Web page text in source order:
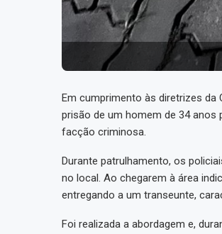
Em cumprimento às diretrizes da
prisão de um homem de 34 anos
facção criminosa.
Durante patrulhamento, os
no local. Ao chegarem à área
entregando a um transeunte,
Foi realizada a abordagem e,